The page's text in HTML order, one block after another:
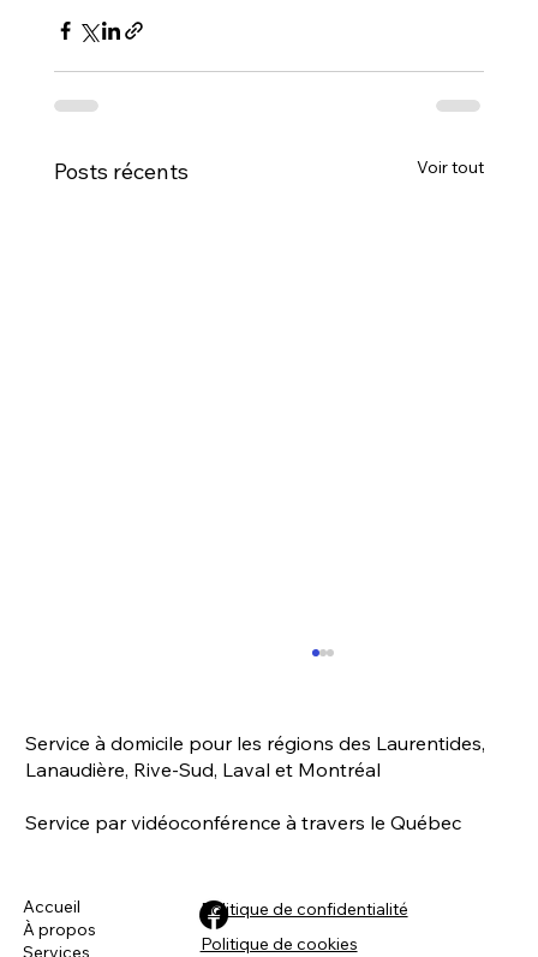
Posts récents Voir tout
maintenant ami des oiseaux ! ☕ Ça semble
compliqué ? Pas vraiment. Le café "ami des
Politique de confidentialité
Politique de cookies
Service à domicile pour les régions des Laurentides,
Lanaudière, Rive-Sud, Laval et Montréal
Service par vidéoconférence à travers le Québec
Accueil
À propos
Services